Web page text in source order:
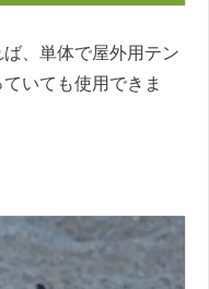
、単体で屋外用テン
いても使用できま